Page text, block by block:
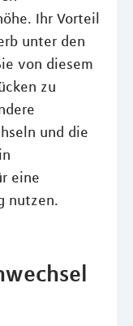
Ihr Vorteil
unter den
von diesem
zu
und die
eine
nutzen.